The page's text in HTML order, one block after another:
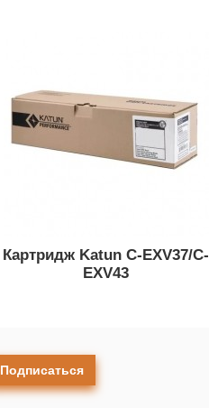
Картридж Katun C-EXV37/C-
EXV43
Подписаться